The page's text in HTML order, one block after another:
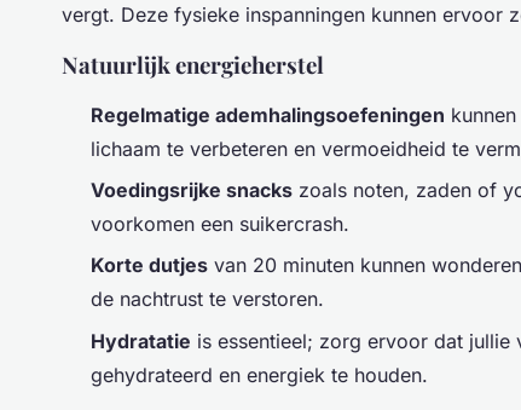
vergt. Deze fysieke inspanningen kunnen ervoor
Natuurlijk energieherstel
Regelmatige ademhalingsoefeningen
lichaam te verbeteren en vermoeidheid te
Voedingsrijke snacks zoals noten, zaden of
voorkomen een suikercrash.
Korte dutjes van 20 minuten kunnen
de nachtrust te verstoren.
Hydratatie is essentieel; zorg ervoor dat
gehydrateerd en energiek te houden.